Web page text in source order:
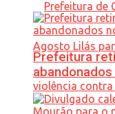
Prefeitura